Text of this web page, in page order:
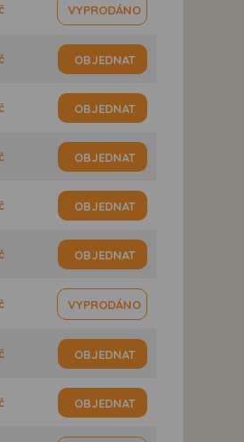
VYPRODÁNO
OBJEDNAT
OBJEDNAT
OBJEDNAT
OBJEDNAT
OBJEDNAT
VYPRODÁNO
OBJEDNAT
OBJEDNAT